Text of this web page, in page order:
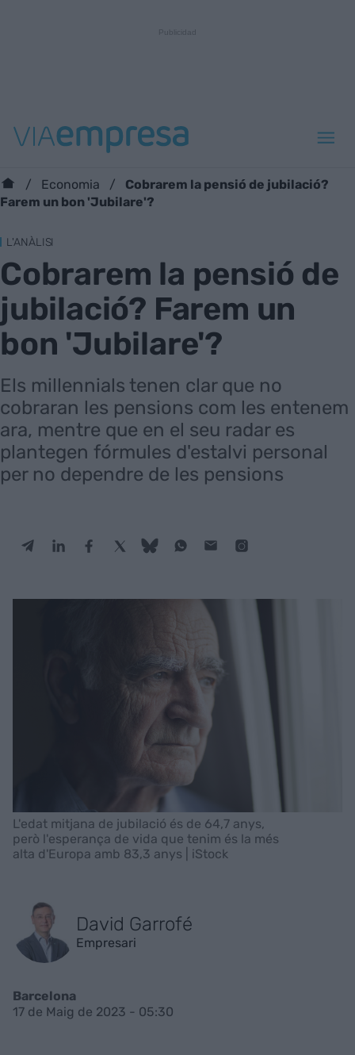
Economia
Cobrarem la pensió de jubilació?
Farem un bon 'Jubilare'?
L'ANÀLISI
Cobrarem la pensió de
jubilació? Farem un
bon 'Jubilare'?
Els millennials tenen clar que no
cobraran les pensions com les entenem
ara, mentre que en el seu radar es
plantegen fórmules d'estalvi personal
per no dependre de les pensions
L'edat mitjana de jubilació és de 64,7 anys,
però l'esperança de vida que tenim és la més
alta d'Europa amb 83,3 anys | iStock
David Garrofé
Empresari
Barcelona
17 de Maig de 2023 - 05:30